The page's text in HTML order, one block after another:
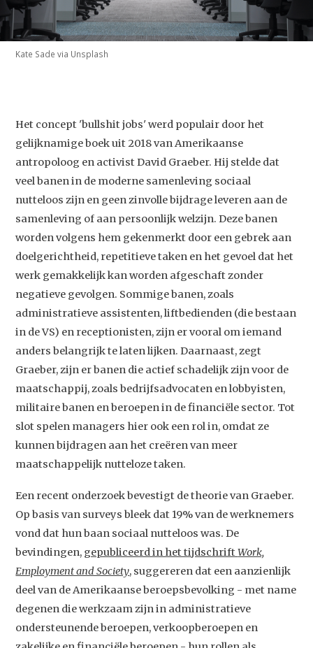
Kate Sade via Unsplash
Het concept 'bullshit jobs' werd populair door het
gelijknamige boek uit 2018 van Amerikaanse
antropoloog en activist David Graeber. Hij stelde dat
veel banen in de moderne samenleving sociaal
nutteloos zijn en geen zinvolle bijdrage leveren aan de
samenleving of aan persoonlijk welzijn. Deze banen
worden volgens hem gekenmerkt door een gebrek aan
doelgerichtheid, repetitieve taken en het gevoel dat het
werk gemakkelijk kan worden afgeschaft zonder
negatieve gevolgen. Sommige banen, zoals
administratieve assistenten, liftbedienden (die bestaan
in de VS) en receptionisten, zijn er vooral om iemand
anders belangrijk te laten lijken. Daarnaast, zegt
Graeber, zijn er banen die actief schadelijk zijn voor de
maatschappij, zoals bedrijfsadvocaten en lobbyisten,
militaire banen en beroepen in de financiële sector. Tot
slot spelen managers hier ook een rol in, omdat ze
kunnen bijdragen aan het creëren van meer
maatschappelijk nutteloze taken.
Een recent onderzoek bevestigt de theorie van Graeber.
Op basis van surveys bleek dat 19% van de werknemers
vond dat hun baan sociaal nutteloos was. De
bevindingen, gepubliceerd in het tijdschriftWork,
Employment and Society, suggereren dat een aanzienlijk
deel van de Amerikaanse beroepsbevolking - met name
degenen die werkzaam zijn in administratieve
ondersteunende beroepen, verkoopberoepen en